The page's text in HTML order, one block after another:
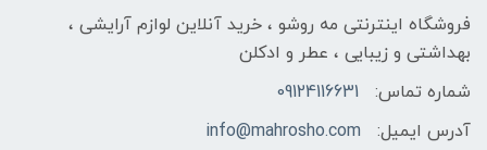
فروشگاه اینترنتی مه‌ رو‌شو ، خرید آنلاین لوازم آرایشی ،
بهداشتی و زیبایی ، عطر و ادکلن
شماره تماس:
09124116631
آدرس ایمیل:
info@mahrosho.com